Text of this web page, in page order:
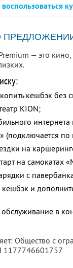
воспользоваться
— это кино,
кешбэк без
KION;
(подключается по
на
на самокатах
с
и
в
Общество с
1177746601757